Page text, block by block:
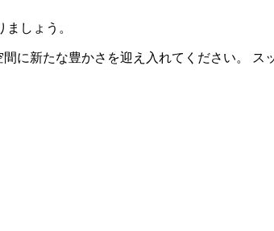
しょう。
に新たな豊かさを迎え入れてください。 ス